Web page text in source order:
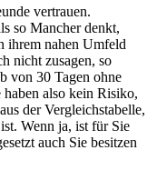
vertrauen.
so Mancher denkt,
ihrem nahen Umfeld
nicht zusagen, so
von 30 Tagen ohne
also kein Risiko,
der Vergleichstabelle,
Wenn ja, ist für Sie
auch Sie besitzen